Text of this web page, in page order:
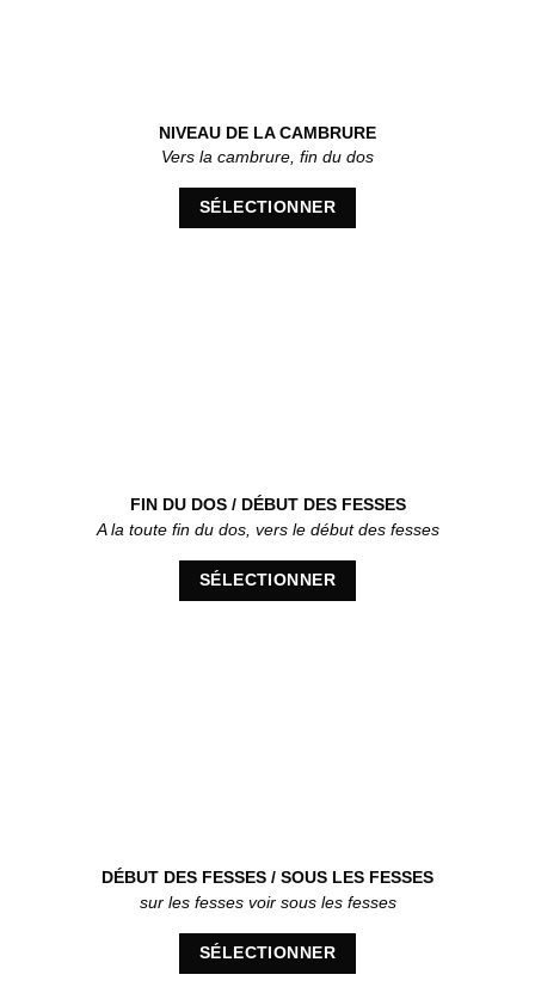
NIVEAU DE LA CAMBRURE
Vers la cambrure, fin du dos
SÉLECTIONNER
FIN DU DOS / DÉBUT DES FESSES
A la toute fin du dos, vers le début des fesses
SÉLECTIONNER
DÉBUT DES FESSES / SOUS LES FESSES
sur les fesses voir sous les fesses
SÉLECTIONNER